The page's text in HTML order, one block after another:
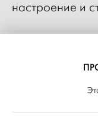
настроение и
что
к свадьбе в